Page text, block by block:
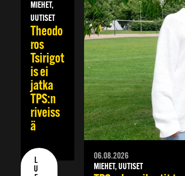
MIEHET,
UUTISET
Theodo
ros
Tsirigot
is ei
jatka
TPS:n
riveiss
ä
L
U
06.08.2026
MIEHET, UUTISET